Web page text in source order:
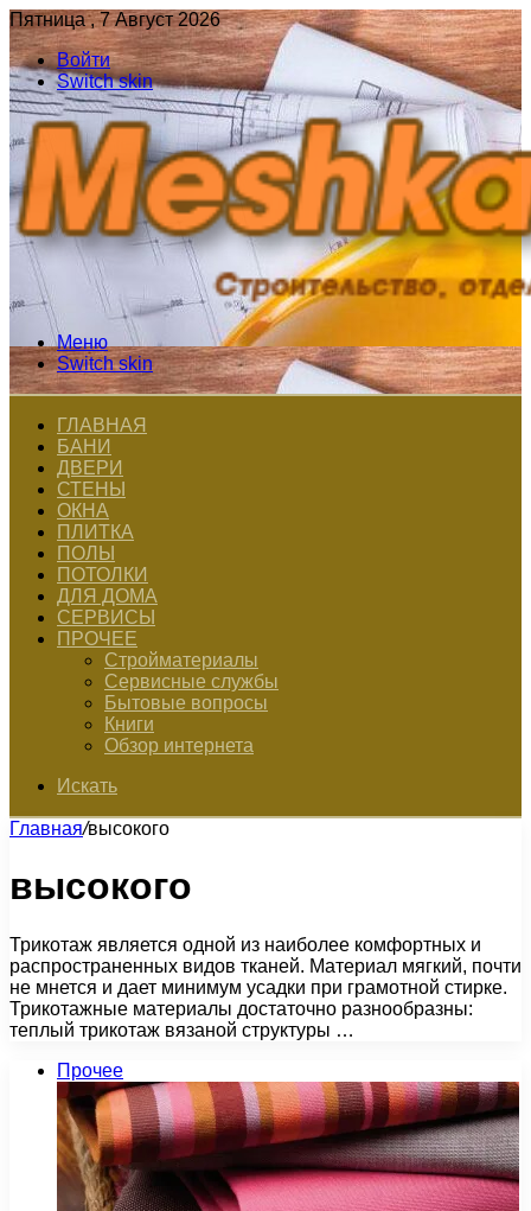
Пятница , 7 Август 2026
Войти
Switch skin
Меню
Switch skin
ГЛАВНАЯ
БАНИ
ДВЕРИ
СТЕНЫ
ОКНА
ПЛИТКА
ПОЛЫ
ПОТОЛКИ
ДЛЯ ДОМА
СЕРВИСЫ
ПРОЧЕЕ
Стройматериалы
Сервисные службы
Бытовые вопросы
Книги
Обзор интернета
Искать
Главная/высокого
высокого
Трикотаж является одной из наиболее комфортных и
распространенных видов тканей. Материал мягкий, почти
не мнется и дает минимум усадки при грамотной стирке.
Трикотажные материалы достаточно разнообразны:
теплый трикотаж вязаной структуры …
Прочее